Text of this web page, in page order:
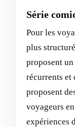
Série
Pour les
plus
proposent
récurrents et
proposent
voyageurs
expériences